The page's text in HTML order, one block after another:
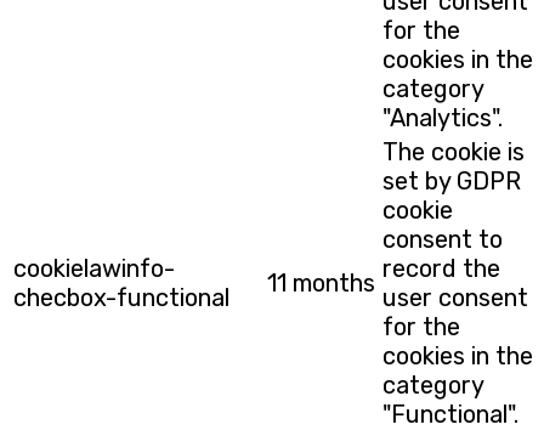
for the
cookies in the
category
"Analytics".
cookielawinfo-
checbox-functional
11 months
The cookie is
set by GDPR
cookie
consent to
record the
user consent
for the
cookies in the
category
"Functional".